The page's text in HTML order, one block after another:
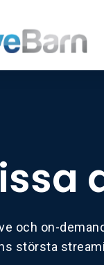
och on-
största